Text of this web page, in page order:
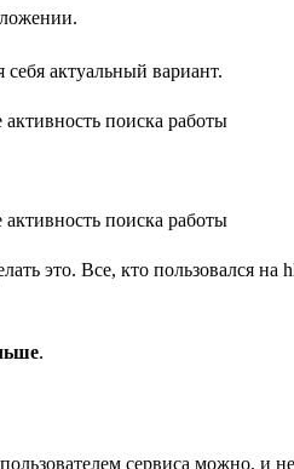
себя актуальный вариант.
это. Все, кто пользовался
.
сервиса можно, и